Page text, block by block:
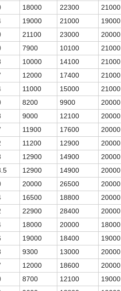
18000 22300
21000
19000 21000
19000
21100 23000 20000
7900 10100
21000
10000 14100
21000
12000 17400
21000
11000 15000 21000
8200 9900
20000
9000 12100
20000
11900 17600
20000
11200 12900
20000
12900 14900
20000
12900 14900
20000
20000 26500
20000
16500 18800
20000
22900 28400
20000
18000 20000
18000
19000 18400 19000
9300 13000
20000
12000 18600
20000
8700 12100
19000